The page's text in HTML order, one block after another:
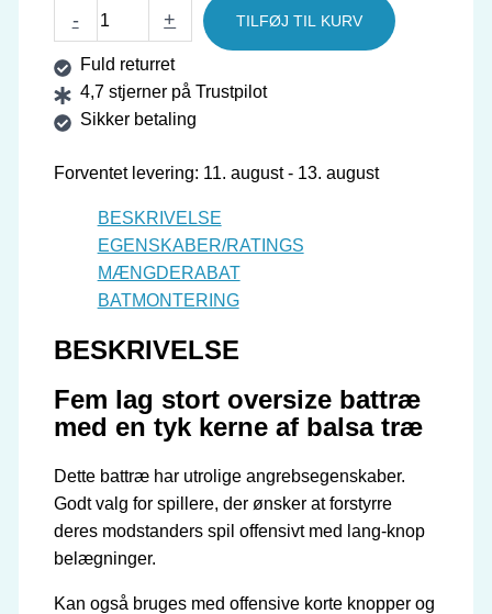
-
Hallmark
Battræ
Ultra
antal
+ TILFØJ TIL KURV
Fuld returret
4,7 stjerner på Trustpilot
Sikker betaling
Forventet levering: 11. august - 13. august
BESKRIVELSE
EGENSKABER/RATINGS
MÆNGDERABAT
BATMONTERING
BESKRIVELSE
Fem lag stort oversize battræ
med en tyk kerne af balsa træ
Dette battræ har utrolige angrebsegenskaber.
Godt valg for spillere, der ønsker at forstyrre
deres modstanders spil offensivt med lang-knop
belægninger.
Kan også bruges med offensive korte knopper og